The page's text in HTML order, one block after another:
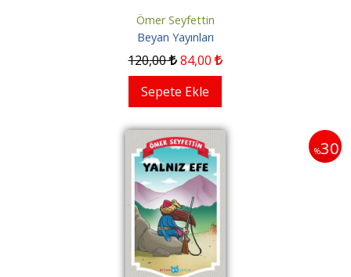
Ömer Seyfettin
Beyan Yayınları
120,00 84,00
Sepete Ekle
%30